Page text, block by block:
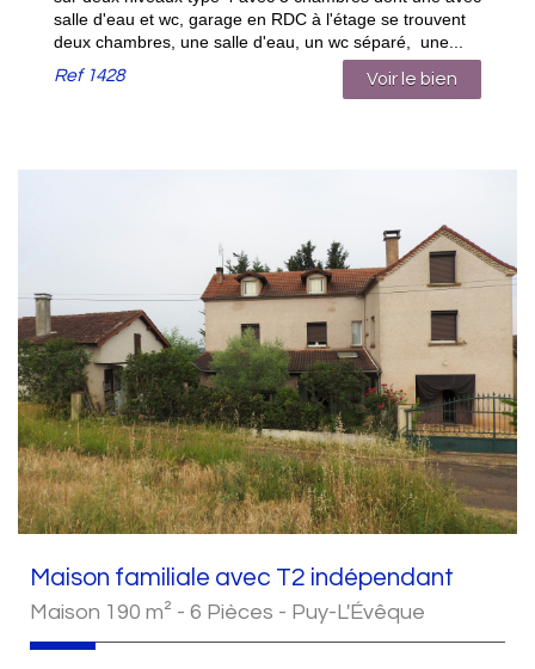
salle d'eau et wc, garage en RDC à l'étage se trouvent
deux chambres, une salle d'eau, un wc séparé, une...
Ref1428 Voir le bien
Maison familiale avec T2 indépendant
Maison 190 m² - 6 Pièces - Puy-L'Évêque